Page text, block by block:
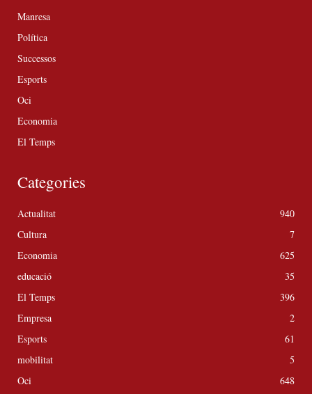
Manresa
Política
Successos
Esports
Oci
Economia
El Temps
Categories
Actualitat
940
Cultura
7
Economia
625
educació
35
El Temps
396
Empresa
2
Esports
61
mobilitat
5
Oci
648